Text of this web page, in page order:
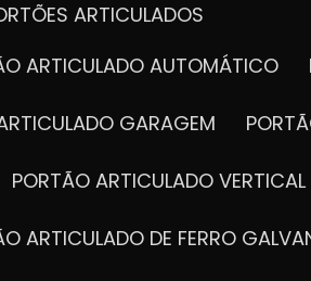
ARTICULADOS
ARTICULADO AUTOMÁTICO
GARAGEM
PORTÃO ARTICULADO VERTICAL
ARTICULADO DE FERRO